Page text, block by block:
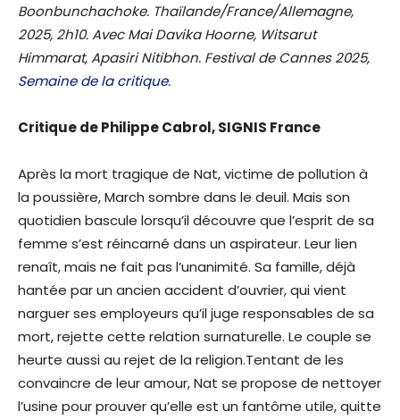
Boonbunchachoke. Thaïlande/France/Allemagne,
2025, 2h10. Avec Mai Davika Hoorne, Witsarut
Himmarat, Apasiri Nitibhon. Festival de Cannes 2025,
Semaine de la critique.
Critique de Philippe Cabrol, SIGNIS France
Après la mort tragique de Nat, victime de pollution à
la poussière, March sombre dans le deuil. Mais son
quotidien bascule lorsqu’il découvre que l’esprit de sa
femme s’est réincarné dans un aspirateur. Leur lien
renaît, mais ne fait pas l’unanimité. Sa famille, déjà
hantée par un ancien accident d’ouvrier, qui vient
narguer ses employeurs qu’il juge responsables de sa
mort, rejette cette relation surnaturelle. Le couple se
heurte aussi au rejet de la religion.Tentant de les
convaincre de leur amour, Nat se propose de nettoyer
l’usine pour prouver qu’elle est un fantôme utile, quitte